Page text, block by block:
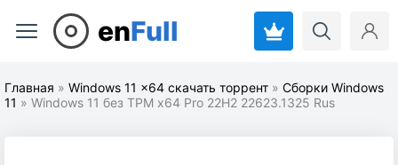
enFull
Главная » Windows 11 x64 скачать торрент » Cборки Windows
11 » Windows 11 без TPM x64 Pro 22H2 22623.1325 Rus